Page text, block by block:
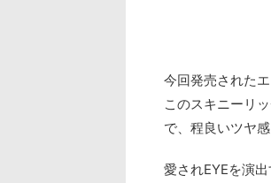
今回発売された
このスキニーリ
で、程良いツヤ
愛されEYEを演